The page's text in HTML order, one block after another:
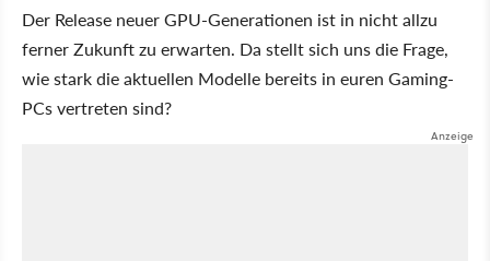
Der Release neuer GPU-Generationen ist in nicht allzu
ferner Zukunft zu erwarten. Da stellt sich uns die Frage,
wie stark die aktuellen Modelle bereits in euren Gaming-
PCs vertreten sind?